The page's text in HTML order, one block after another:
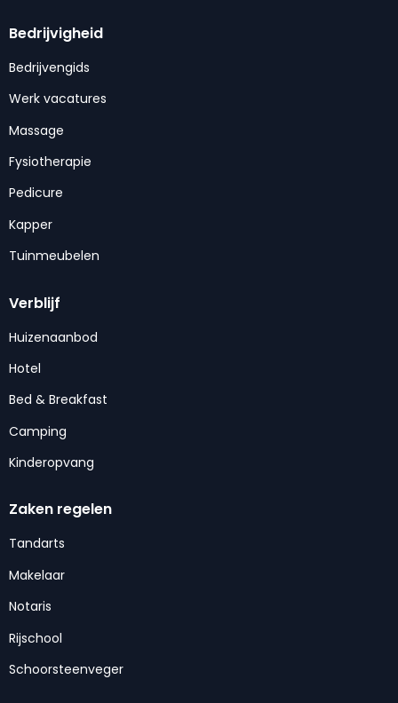
Bedrijvigheid
Bedrijvengids
Werk vacatures
Massage
Fysiotherapie
Pedicure
Kapper
Tuinmeubelen
Verblijf
Huizenaanbod
Hotel
Bed & Breakfast
Camping
Kinderopvang
Zaken regelen
Tandarts
Makelaar
Notaris
Rijschool
Schoorsteenveger